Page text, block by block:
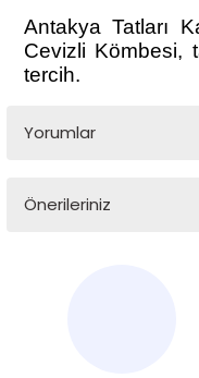
Antakya Tatları
Cevizli Kömbesi,
tercih.
Yorumlar
Önerileriniz